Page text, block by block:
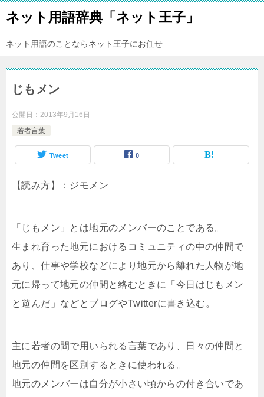
ネット用語辞典「ネット王子」
ネット用語のことならネット王子にお任せ
じもメン
公開日： 2013年9月16日
若者言葉
Tweet 0
【読み方】：ジモメン
「じもメン」とは地元のメンバーのことである。
生まれ育った地元におけるコミュニティの中の仲間で
あり、仕事や学校などにより地元から離れた人物が地
元に帰って地元の仲間と絡むときに「今日はじもメン
と遊んだ」などとブログやTwitterに書き込む。
主に若者の間で用いられる言葉であり、日々の仲間と
地元の仲間を区別するときに使われる。
地元のメンバーは自分が小さい頃からの付き合いであ